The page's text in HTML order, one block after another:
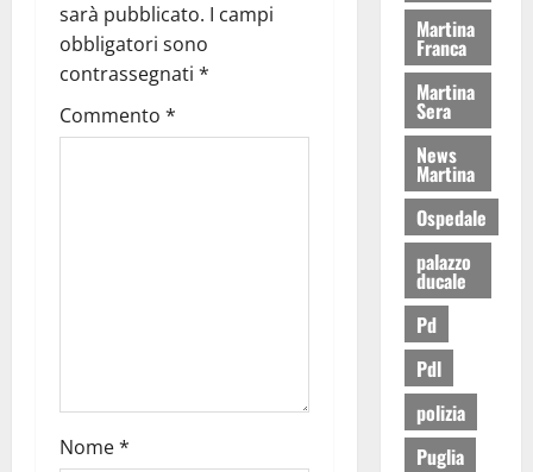
sarà pubblicato. I campi
obbligatori sono
contrassegnati *
Commento *
Nome*
Martina
Franca
Martina
Sera
News
Martina
Ospedale
palazzo
ducale
Pd
Pdl
polizia
Puglia